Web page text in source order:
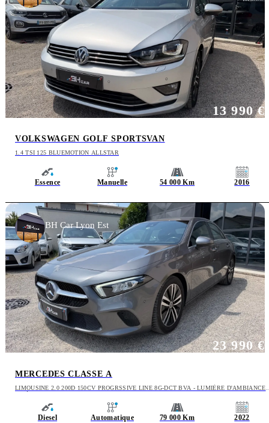
VOLKSWAGEN GOLF SPORTSVAN
1.4 TSI 125 BLUEMOTION ALLSTAR
Essence Manuelle 54 000 Km 2016
13 990 €
MERCEDES CLASSE A
LIMOUSINE 2.0 200D 150CV PROGRSSIVE LINE 8G-DCT BVA - LUMIÈRE D'AMBIANCE
Diesel Automatique 79 000 Km 2022
23 990 €
BH Car Lyon Est